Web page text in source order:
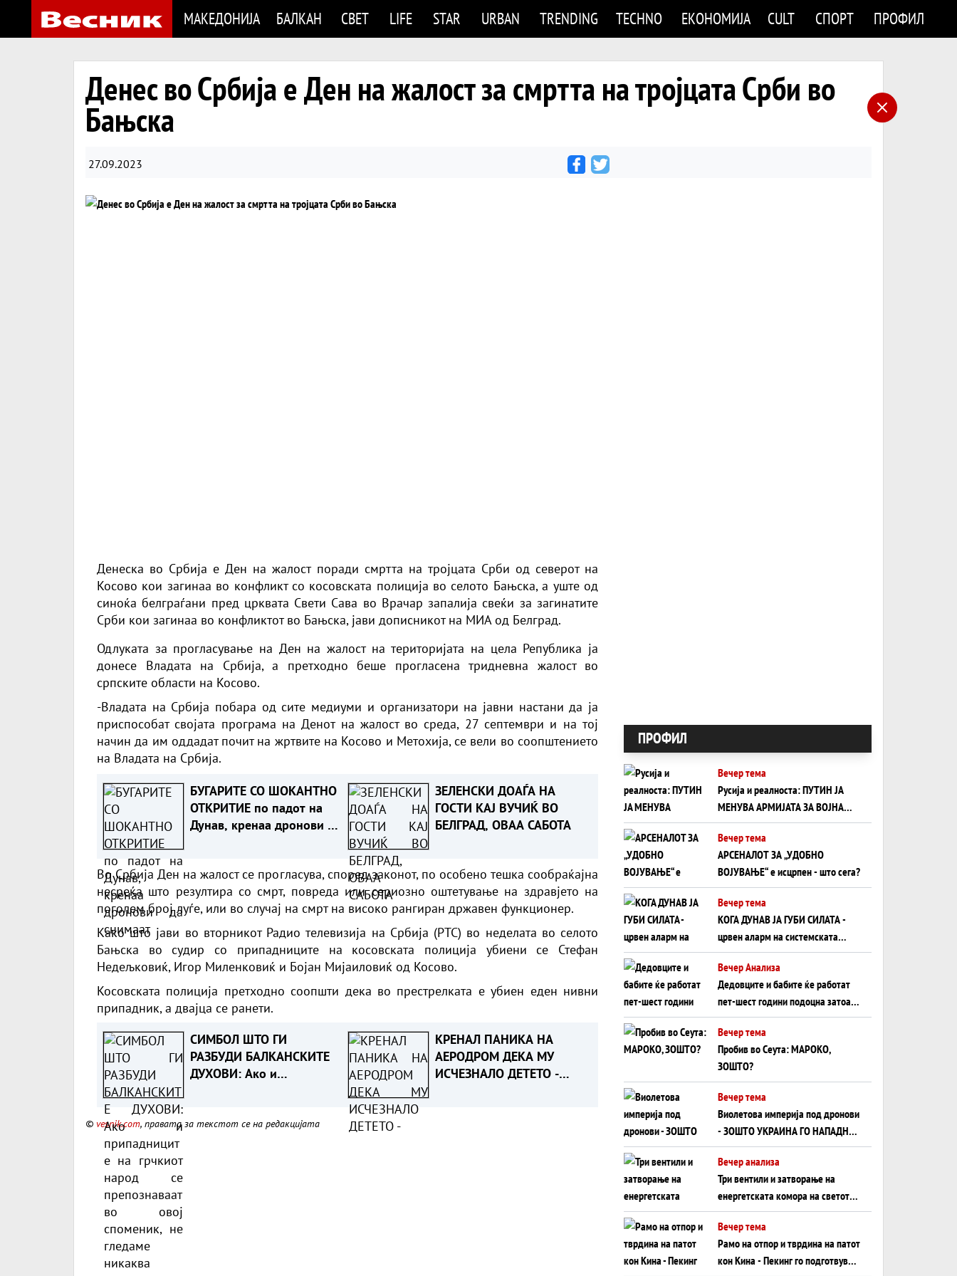
МАКЕДОНИЈА БАЛКАН СВЕТ LIFE STAR URBAN TRENDING TECHNO ЕКОНОМИЈА CULT СПОРТ ПРОФИЛ
Денес во Србија е Ден на жалост за смртта на тројцата Срби во
Бањска
27.09.2023
Денеска во Србија е Ден на жалост поради смртта на тројцата Срби од северот на
Косово кои загинаа во конфликт со косовската полиција во селото Бањска, а уште од
синоќа белграѓани пред црквата Свети Сава во Врачар запалија свеќи за загинатите
Срби кои загинаа во конфликтот во Бањска, јави дописникот на МИА од Белград.
Одлуката за прогласување на Ден на жалост на територијата на цела Република ја
донесе Владата на Србија, а претходно беше прогласена тридневна жалост во
српските области на Косово.
-Владата на Србија побара од сите медиуми и организатори на јавни настани да ја
приспособат својата програма на Денот на жалост во среда, 27 септември и на тој
начин да им оддадат почит на жртвите на Косово и Метохија, се вели во соопштението
на Владата на Србија.
БУГАРИТЕ СО ШОКАНТНО
ОТКРИТИЕ по падот на
Дунав, кренаа дронови да
ЗЕЛЕНСКИ ДОАЃА НА
ГОСТИ КАЈ ВУЧИЌ ВО
БЕЛГРАД, ОВАА САБОТА
Во Србија Ден на жалост се прогласува, според законот, по особено тешка сообраќајна
несреќа што резултира со смрт, повреда или сериозно оштетување на здравјето на
поголем број луѓе, или во случај на смрт на високо рангиран државен функционер.
Како што јави во вторникот Радио телевизија на Србија (РТС) во неделата во селото
Бањска во судир со припадниците на косовската полиција убиени се Стефан
Недељковиќ, Игор Миленковиќ и Бојан Мијаиловиќ од Косово.
Косовската полиција претходно соопшти дека во престрелката е убиен еден нивни
припадник, а двајца се ранети.
СИМБОЛ ШТО ГИ
РАЗБУДИ БАЛКАНСКИТЕ
ДУХОВИ: Ако и
овој споменик, не
КРЕНАЛ ПАНИКА НА
АЕРОДРОМ ДЕКА МУ
ИСЧЕЗНАЛО ДЕТЕТО -
© vesnik.com, правата за текстот се на редакцијата
ПРОФИЛ
Вечер тема
Русија и реалноста: ПУТИН ЈА
МЕНУВА АРМИЈАТА ЗА ВОЈНА
ШТО ОСТАНУВА БЕЗ ФРОНТ
Вечер тема
АРСЕНАЛОТ ЗА „УДОБНО
ВОЈУВАЊЕ“ е исцрпен - што сега?
Вечер тема
КОГА ДУНАВ ЈА ГУБИ СИЛАТА -
црвен аларм на системската
плоча од јужна Германија до
Црното Море...
Вечер Анализа
Дедовците и бабите ќе работат
пет-шест години подоцна затоа
што НЕМААТ ВНУЦИ ДА ГИ
ЗАМЕНАТ
Вечер тема
Пробив во Сеута: МАРОКО,
ЗОШТО?
Вечер тема
Виолетова империја под дронови
- ЗОШТО УКРАИНА ГО НАПАДНА
РУСКИОТ WILDBERRIES
Вечер анализа
Три вентили и затворање на
енергетската комора на светот:
Нападот во Суец најавува
глобален енергетски инфаркт?
Вечер тема
Рамо на отпор и тврдина на патот
кон Кина - Пекинг го подготвува